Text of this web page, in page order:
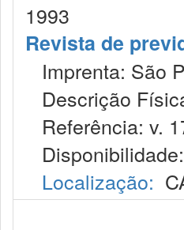
1993
Revista de
Imprenta: São
Descrição
Referência: v.
Disponibilidade:
Localização: